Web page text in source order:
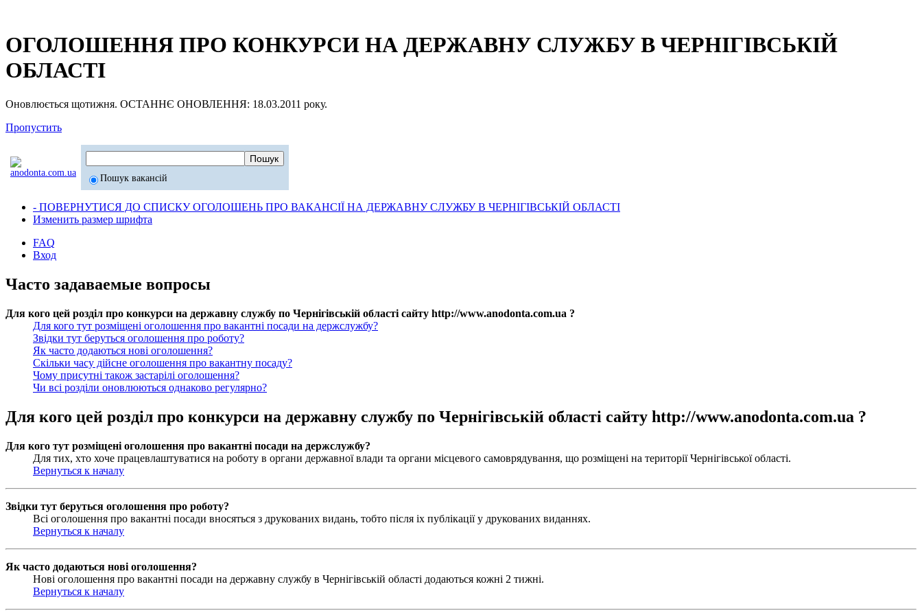
ОГОЛОШЕННЯ ПРО КОНКУРСИ НА ДЕРЖАВНУ СЛУЖБУ В ЧЕРНІГІВСЬКІЙ
ОБЛАСТІ
Оновлюється щотижня. ОСТАННЄ ОНОВЛЕННЯ: 18.03.2011 року.
Пропустить
Пошук вакансій
- ПОВЕРНУТИСЯ ДО СПИСКУ ОГОЛОШЕНЬ ПРО ВАКАНСІЇ НА ДЕРЖАВНУ СЛУЖБУ В ЧЕРНІГІВСЬКІЙ ОБЛАСТІ
Изменить размер шрифта
FAQ
Вход
Часто задаваемые вопросы
Для кого цей розділ про конкурси на державну службу по Чернігівській області сайту http://www.anodonta.com.ua ?
Для кого тут розміщені оголошення про вакантні посади на держслужбу?
Звідки тут беруться оголошення про роботу?
Як часто додаються нові оголошення?
Скільки часу дійсне оголошення про вакантну посаду?
Чому присутні також застарілі оголошення?
Чи всі розділи оновлюються однаково регулярно?
Для кого цей розділ про конкурси на державну службу по Чернігівській області сайту http://www.anodonta.com.ua ?
Для кого тут розміщені оголошення про вакантні посади на держслужбу?
Для тих, хто хоче працевлаштуватися на роботу в органи державної влади та органи місцевого самоврядування, що розміщені на території Чернігівської області.
Вернуться к началу
Звідки тут беруться оголошення про роботу?
Всі оголошення про вакантні посади вносяться з друкованих видань, тобто після іх публікації у друкованих виданнях.
Вернуться к началу
Як часто додаються нові оголошення?
Нові оголошення про вакантні посади на державну службу в Чернігівській області додаються кожні 2 тижні.
Вернуться к началу